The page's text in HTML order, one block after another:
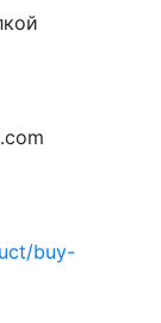
buy-